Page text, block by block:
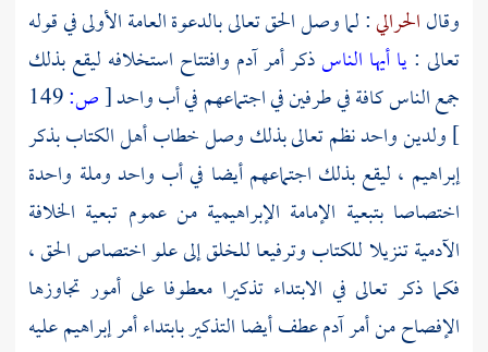
وقالالحرالي: لما وصل الحق تعالى بالدعوة العامة الأولى في قوله
تعالى :يا أيها الناسذكر أمرآدم وافتتاح استخلافه ليقع بذلك
جمع الناس كافة في طرفين في اجتماعهم في أب واحد[ص:149
]ولدين واحد نظم تعالى بذلك وصل خطاب أهل الكتاب بذكر
إبراهيم ، ليقع بذلك اجتماعهم أيضا في أب واحد وملة واحدة
اختصاصا بتبعية الإمامة الإبراهيمية من عموم تبعية الخلافة
الآدمية تنزيلا للكتاب وترفيعا للخلق إلى علو اختصاص الحق ،
فكما ذكر تعالى في الابتداء تذكيرا معطوفا على أمور تجاوزها
الإفصاح من أمرآدمعطف أيضا التذكير بابتداء أمرإبراهيمعليه